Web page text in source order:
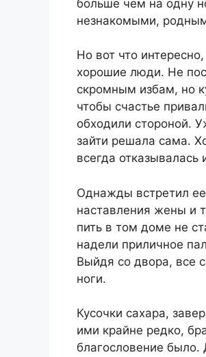
больше чем на одну
незнакомыми,
Но вот что
хорошие люди. Не
скромным избам, но
чтобы счастье
обходили стороной.
зайти решала сама.
всегда
Однажды встретил
наставления жены и
пить в том доме не
надели приличное
Выйдя со двора, все
ноги.
Кусочки сахара,
ими крайне редко,
благословение было.